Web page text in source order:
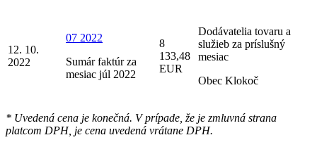
12. 10.
2022
07 2022
Sumár faktúr za
mesiac júl 2022
8
133,48
EUR
Dodávatelia tovaru a
služieb za príslušný
mesiac
Obec Klokoč
* Uvedená cena je konečná. V prípade, že je zmluvná strana
platcom DPH, je cena uvedená vrátane DPH.